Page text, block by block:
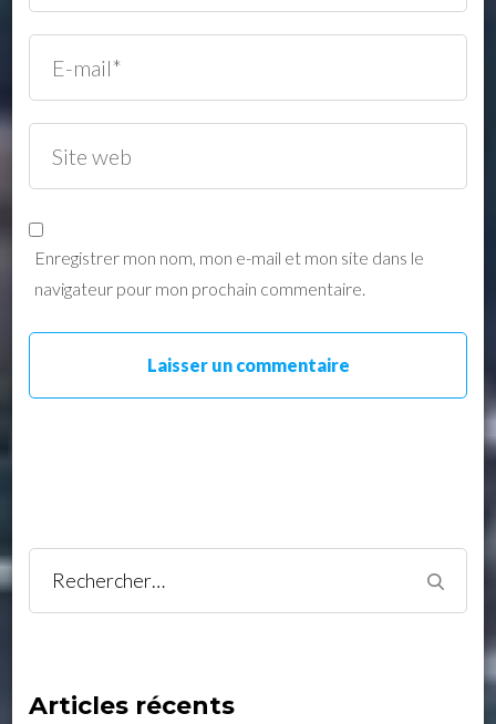
Enregistrer mon nom, mon e-mail et mon site dans le
navigateur pour mon prochain commentaire.
Rechercher :
Articles récents